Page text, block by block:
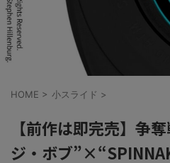
HOME > 小スライド >
【前作は即完売】争
ジ・ボブ